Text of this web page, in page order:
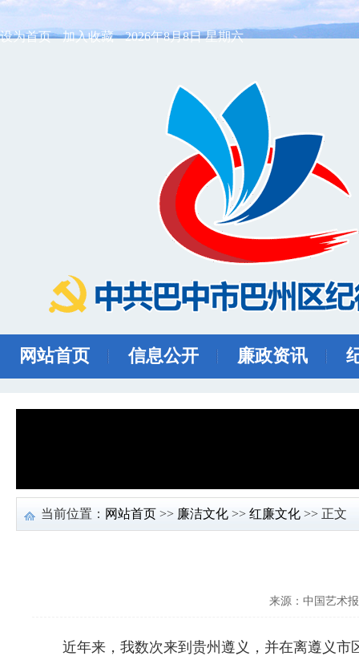
设为首页 加入收藏 2026年8月8日 星期六
网站首页 信息公开 廉政资讯
当前位置： 网站首页 >> 廉洁文化 >> 红廉文化 >> 正文
来源：中国艺术报
近年来，我数次来到贵州遵义，并在离遵义市